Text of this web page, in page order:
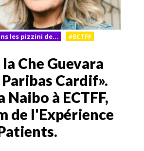
les pizzini de... #ECTFF
la Che Guevara
Cardif».
à ECTFF,
de l'Expérience